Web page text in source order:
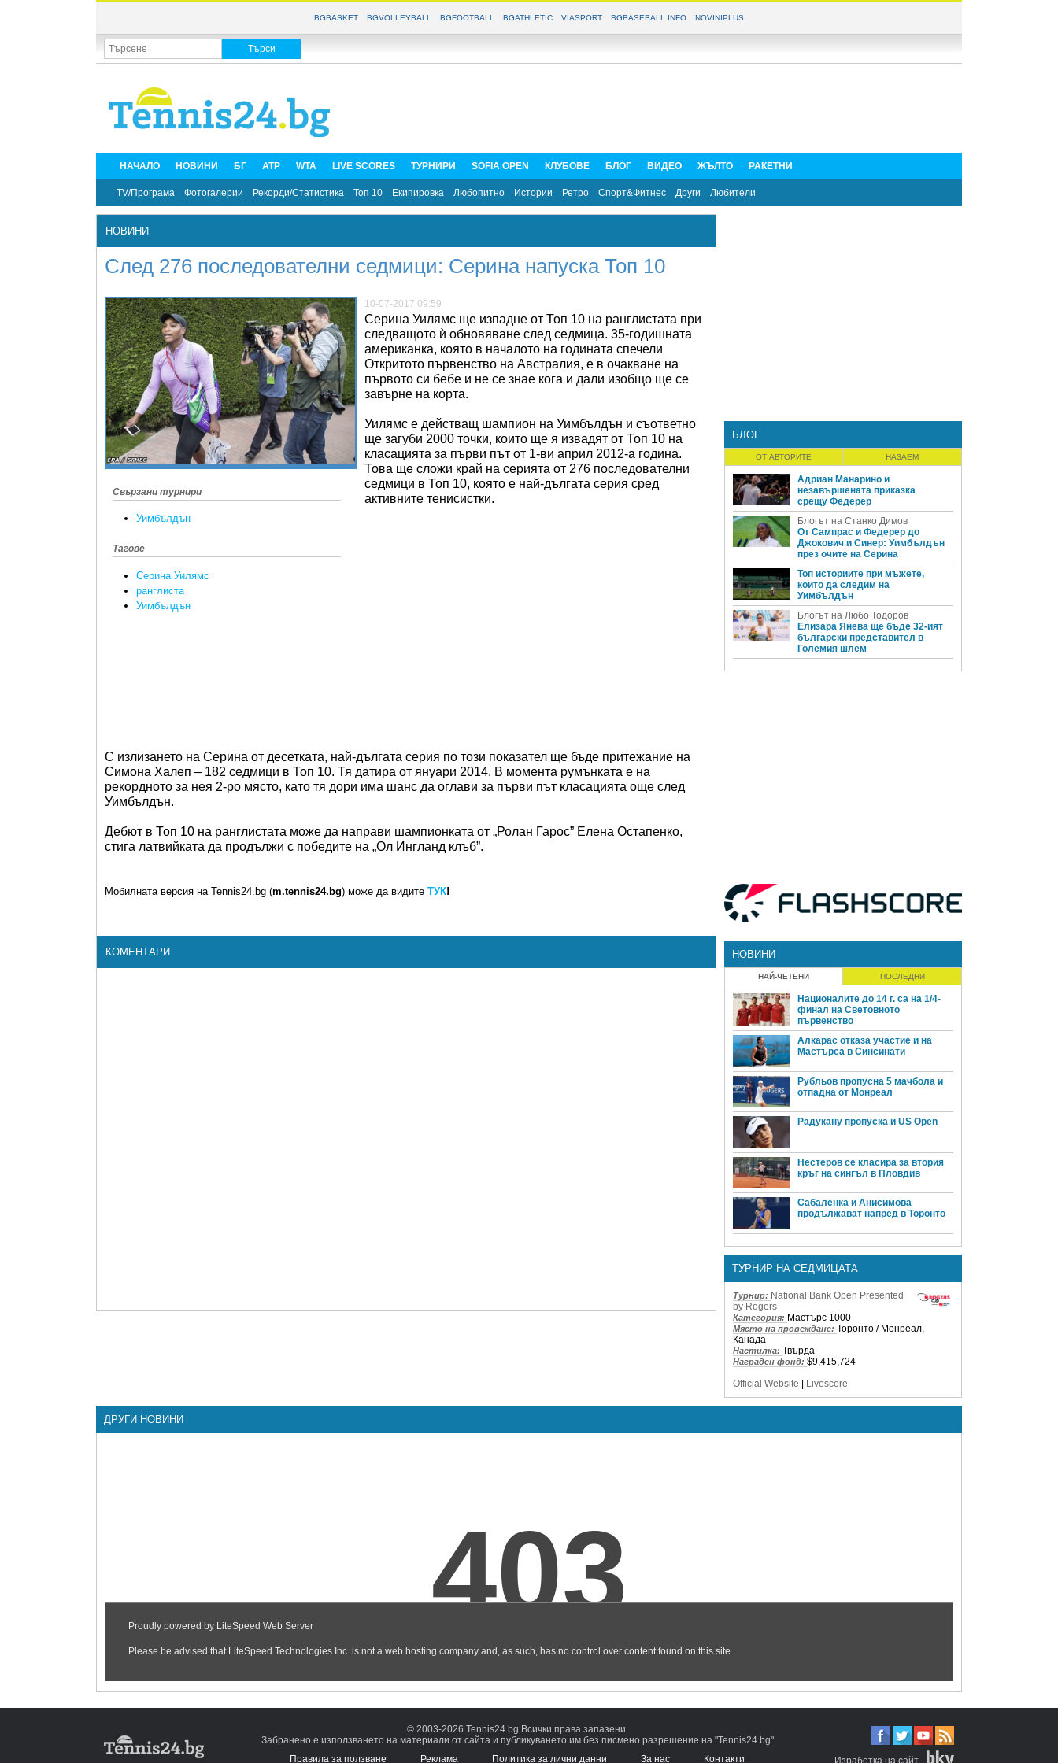
BGBASKET BGVOLLEYBALL BGFOOTBALL BGATHLETIC VIASPORT BGBASEBALL.INFO NOVINIPLUS
НАЧАЛО НОВИНИ БГ ATP WTA LIVE SCORES ТУРНИРИ SOFIA OPEN КЛУБОВЕ БЛОГ ВИДЕО ЖЪЛТО РАКЕТНИ
TV/Програма Фотогалерии Рекорди/Статистика Топ 10 Екипировка Любопитно Истории Ретро Спорт&Фитнес Други Любители
НОВИНИ
След 276 последователни седмици: Серина напуска Топ 10
Свързани турнири
Уимбълдън
Тагове
Серина Уилямс
ранглиста
Уимбълдън
10-07-2017 09:59
Серина Уилямс ще изпадне от Топ 10 на ранглистата при
следващото ѝ обновяване след седмица. 35-годишната
американка, която в началото на годината спечели
Откритото първенство на Австралия, е в очакване на
първото си бебе и не се знае кога и дали изобщо ще се
завърне на корта.
Уилямс е действащ шампион на Уимбълдън и съответно
ще загуби 2000 точки, които ще я извадят от Топ 10 на
класацията за първи път от 1-ви април 2012-а година.
Това ще сложи край на серията от 276 последователни
седмици в Топ 10, която е най-дългата серия сред
активните тенисистки.
С излизането на Серина от десетката, най-дългата серия по този показател ще бъде притежание на
Симона Халеп – 182 седмици в Топ 10. Тя датира от януари 2014. В момента румънката е на
рекордното за нея 2-ро място, като тя дори има шанс да оглави за първи път класацията още след
Уимбълдън.
Дебют в Топ 10 на ранглистата може да направи шампионката от „Ролан Гарос” Елена Остапенко,
стига латвийката да продължи с победите на „Ол Ингланд клъб”.
Мобилната версия на Tennis24.bg (m.tennis24.bg) може да видите ТУК!
КОМЕНТАРИ
БЛОГ
ОТ АВТОРИТЕ НАЗАЕМ
Адриан Манарино и
незавършената приказка
срещу Федерер
Блогът на Станко Димов
От Сампрас и Федерер до
Джокович и Синер: Уимбълдън
през очите на Серина
Топ историите при мъжете,
които да следим на
Уимбълдън
Блогът на Любо Тодоров
Елизара Янева ще бъде 32-ият
български представител в
Големия шлем
НОВИНИ
НАЙ-ЧЕТЕНИ ПОСЛЕДНИ
Националите до 14 г. са на 1/4-
финал на Световното
първенство
Алкарас отказа участие и на
Мастърса в Синсинати
Рубльов пропусна 5 мачбола и
отпадна от Монреал
Радукану пропуска и US Open
Нестеров се класира за втория
кръг на сингъл в Пловдив
Сабаленка и Анисимова
продължават напред в Торонто
ТУРНИР НА СЕДМИЦАТА
Турнир: National Bank Open Presented
by Rogers
Категория: Мастърс 1000
Място на провеждане: Торонто / Монреал,
Канада
Настилка: Твърда
Награден фонд: $9,415,724
Official Website | Livescore
ДРУГИ НОВИНИ
© 2003-2026 Tennis24.bg Всички права запазени.
Забранено е използването на материали от сайта и публикуването им без писмено разрешение на "Tennis24.bg"
Правила за ползване
Реклама Политика за лични данни За нас Контакти Изработка на сайт